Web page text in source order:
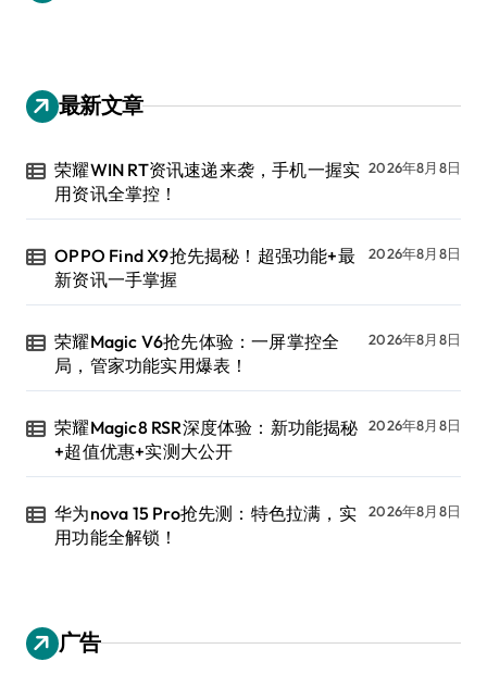
最新文章
荣耀WIN RT资讯速递来袭，手机一握实
用资讯全掌控！
2026年8月8日
OPPO Find X9抢先揭秘！超强功能+最
新资讯一手掌握
2026年8月8日
荣耀Magic V6抢先体验：一屏掌控全
局，管家功能实用爆表！
2026年8月8日
荣耀Magic8 RSR深度体验：新功能揭秘
+超值优惠+实测大公开
2026年8月8日
华为nova 15 Pro抢先测：特色拉满，实
用功能全解锁！
2026年8月8日
广告